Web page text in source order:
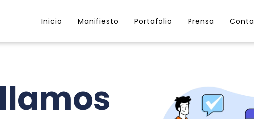
Inicio Manifiesto Portafolio Prensa